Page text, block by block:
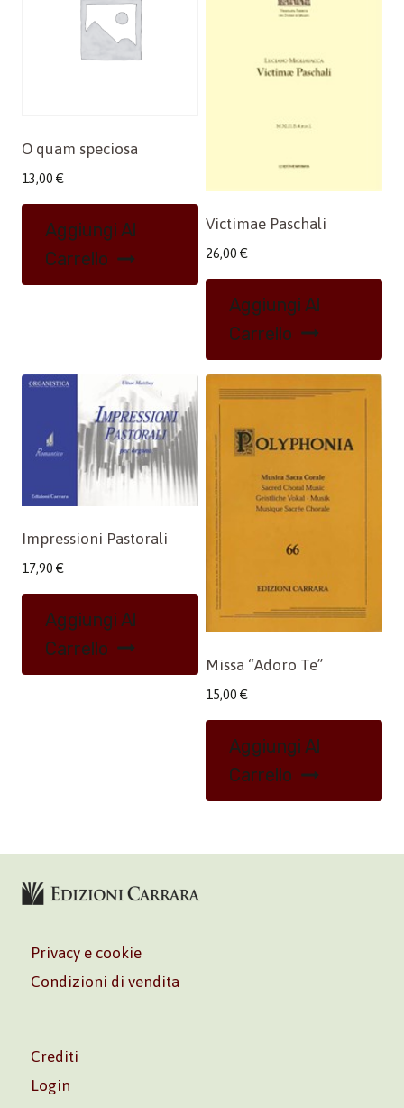
O quam speciosa
13,00 €
Aggiungi Al
Carrello
Victimae Paschali
26,00 €
Aggiungi Al
Carrello
Impressioni Pastorali
17,90 €
Aggiungi Al
Carrello
Missa “Adoro Te”
15,00 €
Aggiungi Al
Carrello
Privacy e cookie
Condizioni di vendita
Crediti
Login